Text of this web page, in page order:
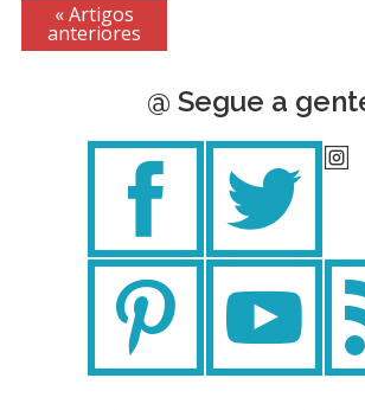
« Artigos
anteriores
@ Segue a